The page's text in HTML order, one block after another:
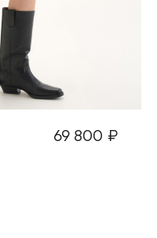
69 800 ₽